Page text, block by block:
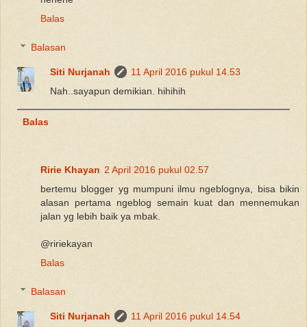
Balas
Balasan
Siti Nurjanah
11 April 2016 pukul 14.53
Nah..sayapun demikian. hihihih
Balas
Ririe Khayan 2 April 2016 pukul 02.57
bertemu blogger yg mumpuni ilmu ngeblognya, bisa bikin
alasan pertama ngeblog semain kuat dan mennemukan
jalan yg lebih baik ya mbak.
@ririekayan
Balas
Balasan
Siti Nurjanah
11 April 2016 pukul 14.54